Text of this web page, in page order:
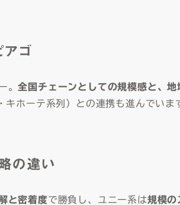
アゴ
。全国チェーンとしての規模感と、地
ホーテ系列）との連携も進んでいま
の違い
と密着度で勝負し、ユニー系は規模の